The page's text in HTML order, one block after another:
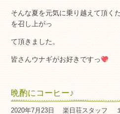
そんな夏を元気に乗り越えて頂く
を召し上がっ
て頂きました。
皆さんウナギがお好きですっ
晩酌にコーヒー♪
2020年7月23日 楽日荘スタッフ